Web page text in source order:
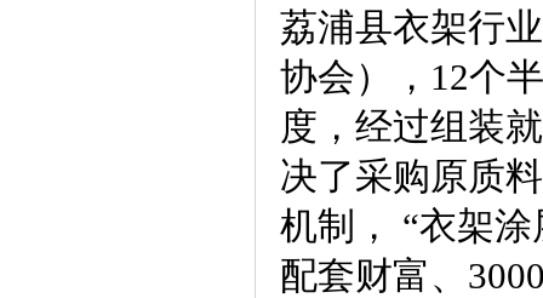
荔浦县衣架行
协会），12个
度，经过组装
决了采购原质
机制， “衣架
配套财富、